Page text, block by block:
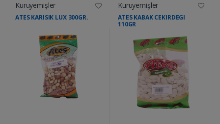
Kuruyemişler
ATES KARISIK LUX 300GR.
Kuruyemişler
ATES KABAK CEKIRDEGI
110GR